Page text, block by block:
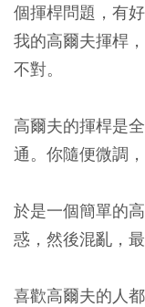
個揮桿問題，有
我的高爾夫揮桿
不對。
高爾夫的揮桿是
通。你隨便微調
於是一個簡單的
惑，然後混亂，最
喜歡高爾夫的人